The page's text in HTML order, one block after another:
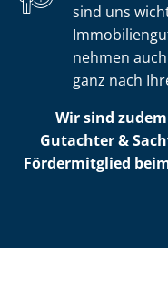
sind uns
nehmen
ganz nach
Wir sind
Gutachter &
Fördermitglied